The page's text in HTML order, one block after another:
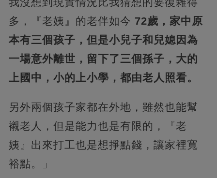
多，『老姨』的老伴如今 72歲，家中原
本有三個孩子，但是小兒子和兒媳因為
一場意外離世，留下了三個孫子，大的
上國中，小的上小學，都由老人照看。
另外兩個孩子家都在外地，雖然也能幫
襯老人，但是能力也是有限的，『老
姨』出來打工也是想掙點錢，讓家裡寬
裕點。」